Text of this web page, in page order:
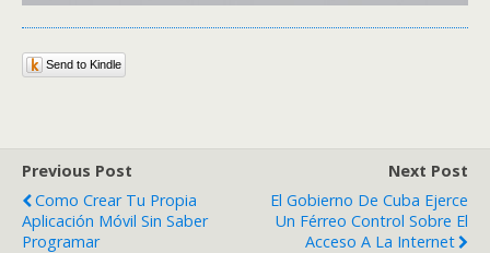
Send to Kindle
Previous Post
Como Crear Tu Propia
Aplicación Móvil Sin Saber
Programar
Next Post
El Gobierno De Cuba Ejerce
Un Férreo Control Sobre El
Acceso A La Internet